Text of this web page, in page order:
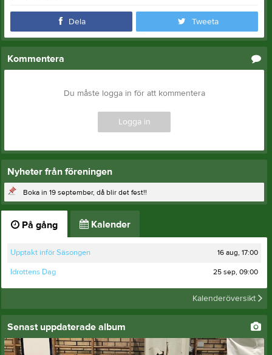
Dela Tweeta
Kommentera
Du måste logga in för att kommentera
Logga in
Nyheter från föreningen
Boka in 19 september, då blir det fest!!
På gång Kalender
Upptakt inför Säsongen 16 aug, 17:00
Idrottens Dag 25 sep, 09:00
Kalenderöversikt
Senast uppdaterade album